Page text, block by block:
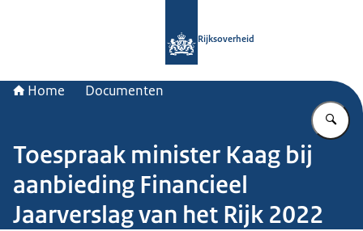
Rijksoverheid
Home Documenten
Toespraak minister Kaag bij
aanbieding Financieel
Jaarverslag van het Rijk 2022